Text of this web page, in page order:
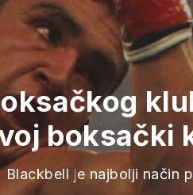
boksački
Blackbell je najbolji način